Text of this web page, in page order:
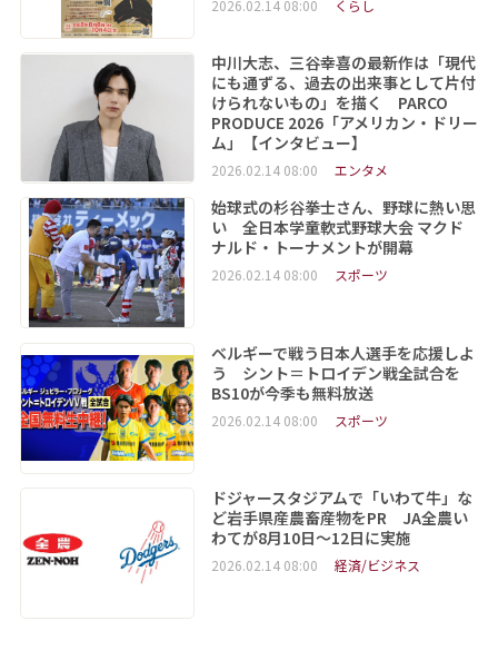
2026.02.14 08:00 くらし
中川大志、三谷幸喜の最新作は「現代
にも通ずる、過去の出来事として片付
けられないもの」を描く PARCO
PRODUCE 2026「アメリカン・ドリー
ム」【インタビュー】
2026.02.14 08:00 エンタメ
始球式の杉谷拳士さん、野球に熱い思
い 全日本学童軟式野球大会 マクド
ナルド・トーナメントが開幕
2026.02.14 08:00 スポーツ
ベルギーで戦う日本人選手を応援しよ
う シント＝トロイデン戦全試合を
BS10が今季も無料放送
2026.02.14 08:00 スポーツ
ドジャースタジアムで「いわて牛」な
ど岩手県産農畜産物をPR JA全農い
わてが8月10日～12日に実施
2026.02.14 08:00 経済/ビジネス